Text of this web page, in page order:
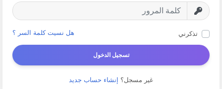
تذكرني هل نسيت كلمة السر ؟
تسجيل الدخول
غير مسجل؟ إنشاء حساب جديد